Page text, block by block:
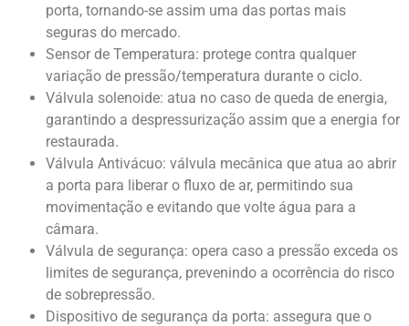
porta, tornando-se assim uma das portas mais
seguras do mercado.
Sensor de Temperatura: protege contra qualquer
variação de pressão/temperatura durante o ciclo.
Válvula solenoide: atua no caso de queda de energia,
garantindo a despressurização assim que a energia for
restaurada.
Válvula Antivácuo: válvula mecânica que atua ao abrir
a porta para liberar o fluxo de ar, permitindo sua
movimentação e evitando que volte água para a
câmara.
Válvula de segurança: opera caso a pressão exceda os
limites de segurança, prevenindo a ocorrência do risco
de sobrepressão.
Dispositivo de segurança da porta: assegura que o